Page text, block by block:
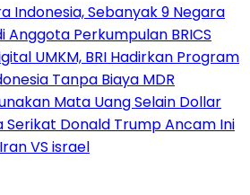
Indonesia, Sebanyak 9 Negara
Anggota Perkumpulan BRICS
UMKM, BRI Hadirkan Program
Tanpa Biaya MDR
Mata Uang Selain Dollar
Serikat Donald Trump Ancam Ini
Iran VS israel